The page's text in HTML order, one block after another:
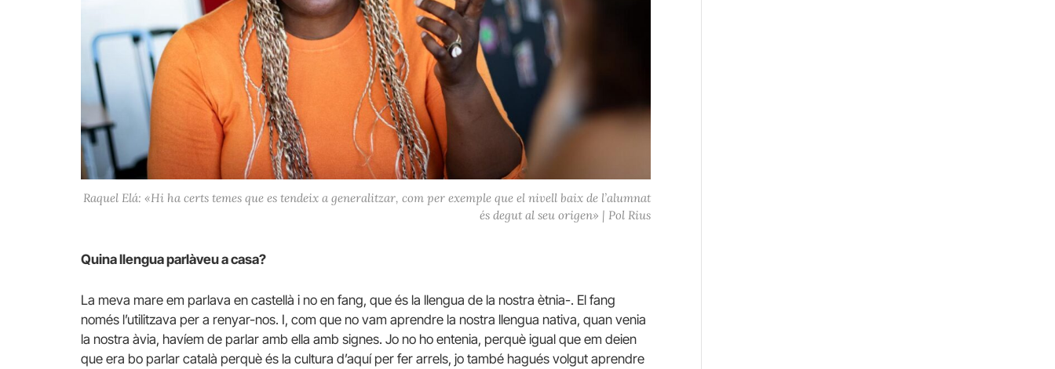
Raquel Elá: «Hi ha certs temes que es tendeix a generalitzar, com per exemple que el nivell baix de l’alumnat
és degut al seu origen» | Pol Rius
Quina llengua parlàveu a casa?
La meva mare em parlava en castellà i no en fang, que és la llengua de la nostra ètnia-. El fang
només l’utilitzava per a renyar-nos. I, com que no vam aprendre la nostra llengua nativa, quan venia
la nostra àvia, havíem de parlar amb ella amb signes. Jo no ho entenia, perquè igual que em deien
que era bo parlar català perquè és la cultura d’aquí per fer arrels, jo també hagués volgut aprendre